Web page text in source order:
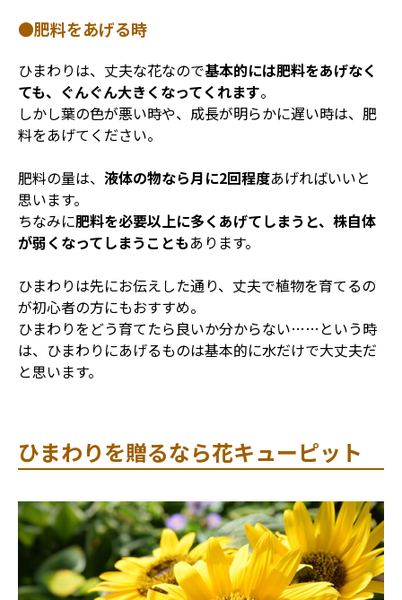
●肥料をあげる時
ひまわりは、丈夫な花なので基本的には肥料をあげなく
ても、ぐんぐん大きくなってくれます。
しかし葉の色が悪い時や、成長が明らかに遅い時は、肥
料をあげてください。
肥料の量は、 液体の物なら月に2回程度あげればいいと
思います。
ちなみに肥料を必要以上に多くあげてしまうと、株自体
が弱くなってしまうこともあります。
ひまわりは先にお伝えした通り、丈夫で植物を育てるの
が初心者の方にもおすすめ。
ひまわりをどう育てたら良いか分からない……という時
は、ひまわりにあげるものは基本的に水だけで大丈夫だ
と思います。
ひまわりを贈るなら花キューピット